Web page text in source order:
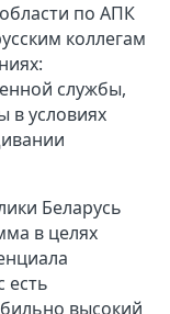
по АПК
коллегам
службы,
в условиях
Беларусь
в целях
есть
высокий